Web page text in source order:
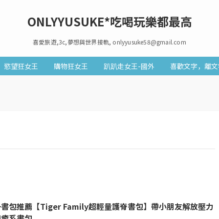
ONLYYUSUKE*吃喝玩樂都最高
喜愛旅遊,3c,夢想與世界接軌, onlyyusuke58@gmail.com
慾望狂女王 購物狂女王 趴趴走女王-國外 喜歡文字，離
包推薦【Tiger Family超輕量護脊書包】帶小朋友解放壓力